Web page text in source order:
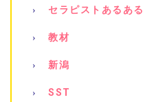
セラピストあるある
教材
新潟
SST